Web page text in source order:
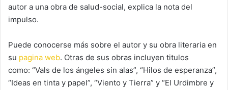
autor a una obra de salud-social, explica la nota del
impulso.
Puede conocerse más sobre el autor y su obra literaria en
su pagina web. Otras de sus obras incluyen titulos
como: “Vals de los ángeles sin alas”, “Hilos de esperanza”,
“Ideas en tinta y papel”, “Viento y Tierra” y “El Urdimbre y